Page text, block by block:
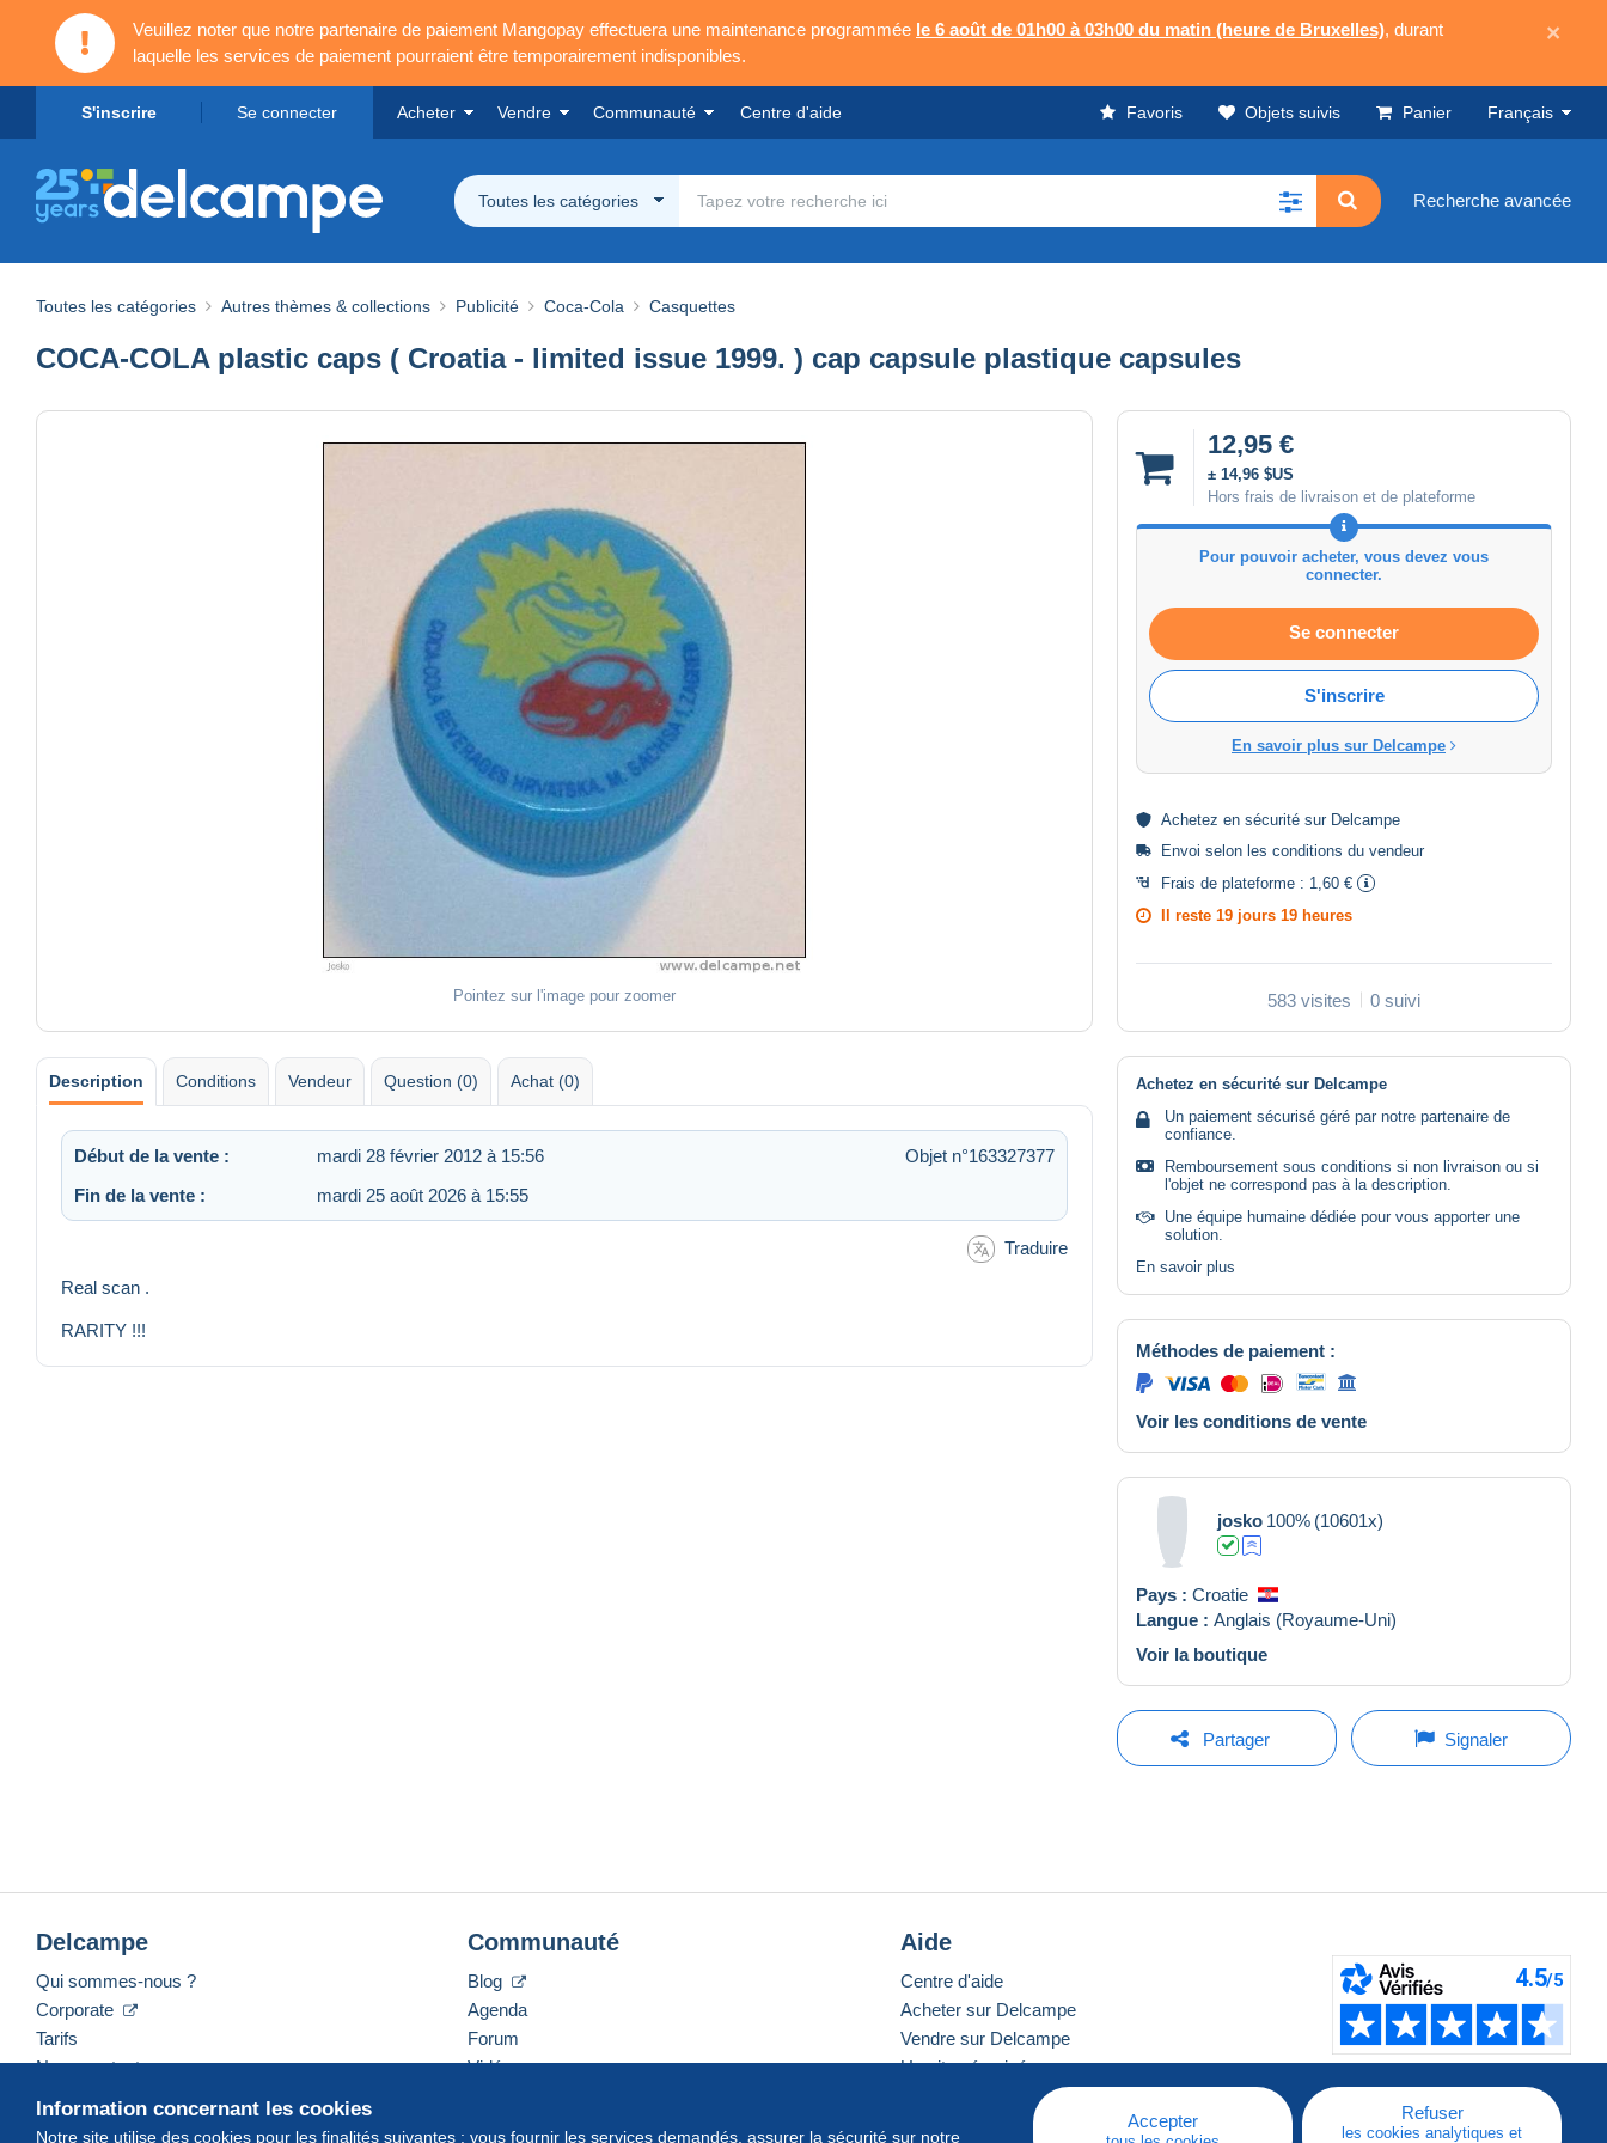
Veuillez noter que notre partenaire de paiement Mangopay effectuera une maintenance programmée le 6 août de 01h00 à 03h00 du matin (heure de Bruxelles), durant
laquelle les services de paiement pourraient être temporairement indisponibles.
×
S'inscrire Se connecter Acheter Vendre Communauté Centre d'aide Favoris Objets suivis Panier Français
Toutes les catégories Recherche avancée
Toutes les catégories Autres thèmes & collections Publicité Coca-Cola Casquettes
COCA-COLA plastic caps ( Croatia - limited issue 1999. ) cap capsule plastique capsules
Pointez sur l'image pour zoomer
12,95 €
± 14,96 $US
Hors frais de livraison et de plateforme
Pour pouvoir acheter, vous devez vous
connecter.
Se connecter
S'inscrire
En savoir plus sur Delcampe
Achetez en sécurité sur Delcampe
Envoi selon les conditions du vendeur
Frais de plateforme : 1,60 €
Il reste 19 jours 19 heures
583 visites 0 suivi
Description Conditions Vendeur Question (0) Achat (0)
Début de la vente : mardi 28 février 2012 à 15:56
Objet n°163327377
Fin de la vente :
mardi 25 août 2026 à 15:55
Traduire
Real scan .
RARITY !!!
Achetez en sécurité sur Delcampe
Un paiement sécurisé géré par notre partenaire de
confiance.
Remboursement sous conditions si non livraison ou si
l'objet ne correspond pas à la description.
Une équipe humaine dédiée pour vous apporter une
solution.
En savoir plus
Méthodes de paiement :
Voir les conditions de vente
josko 100% (10601x)
Pays : Croatie
Langue : Anglais (Royaume-Uni)
Voir la boutique
Partager Signaler
Information concernant les cookies
Notre site utilise des cookies pour les finalités suivantes : vous fournir les services demandés, assurer la sécurité sur notre
Accepter Refuser
les cookies analytiques et
Delcampe
Qui sommes-nous ?
Corporate
Tarifs
Nous contacter
Communauté
Blog
Agenda
Forum
Vidéos
Aide
Centre d'aide
Acheter sur Delcampe
Vendre sur Delcampe
Un site sécurisé